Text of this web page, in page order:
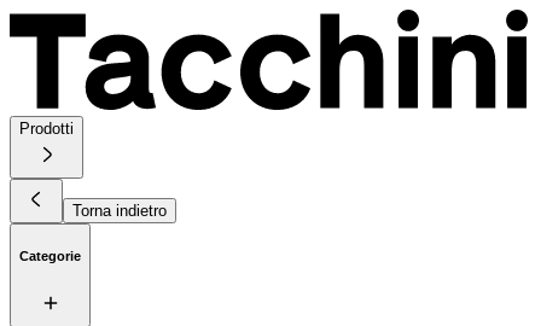
Prodotti
Torna indietro
Categorie